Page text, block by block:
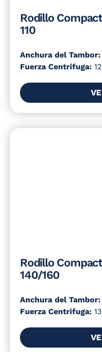
Rodillo
110
Anchura del Tambor:
Fuerza Centrifuga:
Rodillo
140/160
Anchura del Tambor:
Fuerza Centrifuga: